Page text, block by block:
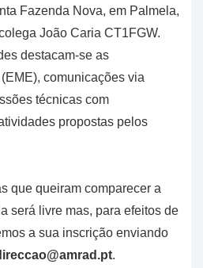
Fazenda Nova, em Palmela,
João Caria CT1FGW.
destacam-se as
comunicações via
técnicas com
propostas pelos
que queiram comparecer a
será livre mas, para efeitos de
a sua inscrição enviando
.